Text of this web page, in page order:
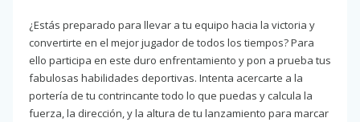
¿Estás preparado para llevar a tu equipo hacia la victoria y
convertirte en el mejor jugador de todos los tiempos? Para
ello participa en este duro enfrentamiento y pon a prueba tus
fabulosas habilidades deportivas. Intenta acercarte a la
portería de tu contrincante todo lo que puedas y calcula la
fuerza, la dirección, y la altura de tu lanzamiento para marcar